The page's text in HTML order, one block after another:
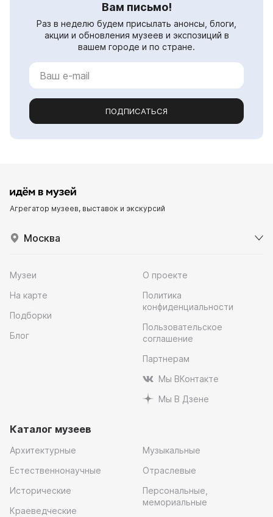
Вам письмо!
Раз в неделю будем присылать анонсы, блоги,
акции и обновления музеев и экспозиций в
вашем городе и по стране.
ПОДПИСАТЬСЯ
Агрегатор музеев, выставок и экскурсий
Москва
Музеи
На карте
Подборки
Блог
О проекте
Политика
конфиденциальности
Пользовательское
соглашение
Партнерам
Мы ВКонтакте
Мы В Дзене
Каталог музеев
Архитектурные
Естественнонаучные
Исторические
Краеведческие
Музыкальные
Отраслевые
Персональные,
мемориальные